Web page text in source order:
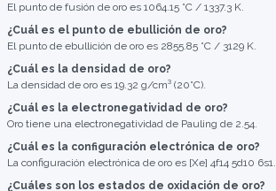
El punto de fusión de oro es 1064.15 °C / 1337.3 K.
¿Cuál es el punto de ebullición de oro?
El punto de ebullición de oro es 2855.85 °C / 3129 K.
¿Cuál es la densidad de oro?
La densidad de oro es 19.32 g/cm³ (20°C).
¿Cuál es la electronegatividad de oro?
Oro tiene una electronegatividad de Pauling de 2.54.
¿Cuál es la configuración electrónica de oro?
La configuración electrónica de oro es [Xe] 4f14 5d10 6s1.
¿Cuáles son los estados de oxidación de oro?